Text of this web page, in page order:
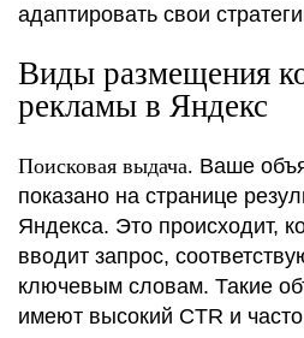
адаптировать свои
Виды размещения
рекламы в Яндекс
Поисковая выдача. Ваше
показано на странице
Яндекса. Это происходит,
вводит запрос,
ключевым словам. Такие
имеют высокий CTR и